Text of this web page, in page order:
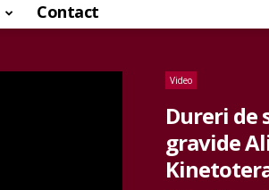
Contact
Video
Dureri de
gravide